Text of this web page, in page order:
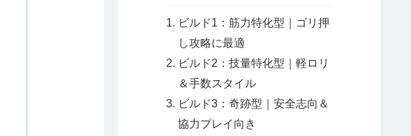
ビルド1：筋力特化型｜ゴリ押
し攻略に最適
ビルド2：技量特化型｜軽ロリ
＆手数スタイル
ビルド3：奇跡型｜安全志向＆
協力プレイ向き